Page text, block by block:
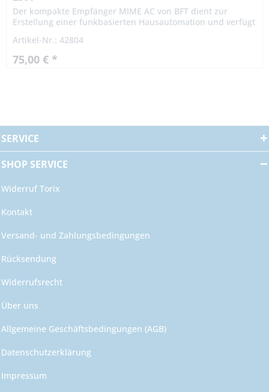
Der kompakte Empfänger MIME AC von BFT dient zur
Erstellung einer funkbasierten Hausautomation und verfügt
monostabil....
Artikel-Nr.: 42804
75,00 € *
SERVICE
SHOP SERVICE
Widerruf Torix
Kontakt
Versand- und Zahlungsbedingungen
Rücksendung
Widerrufsrecht
Über uns
Allgemeine Geschäftsbedingungen (AGB)
Datenschutzerklärung
Impressum